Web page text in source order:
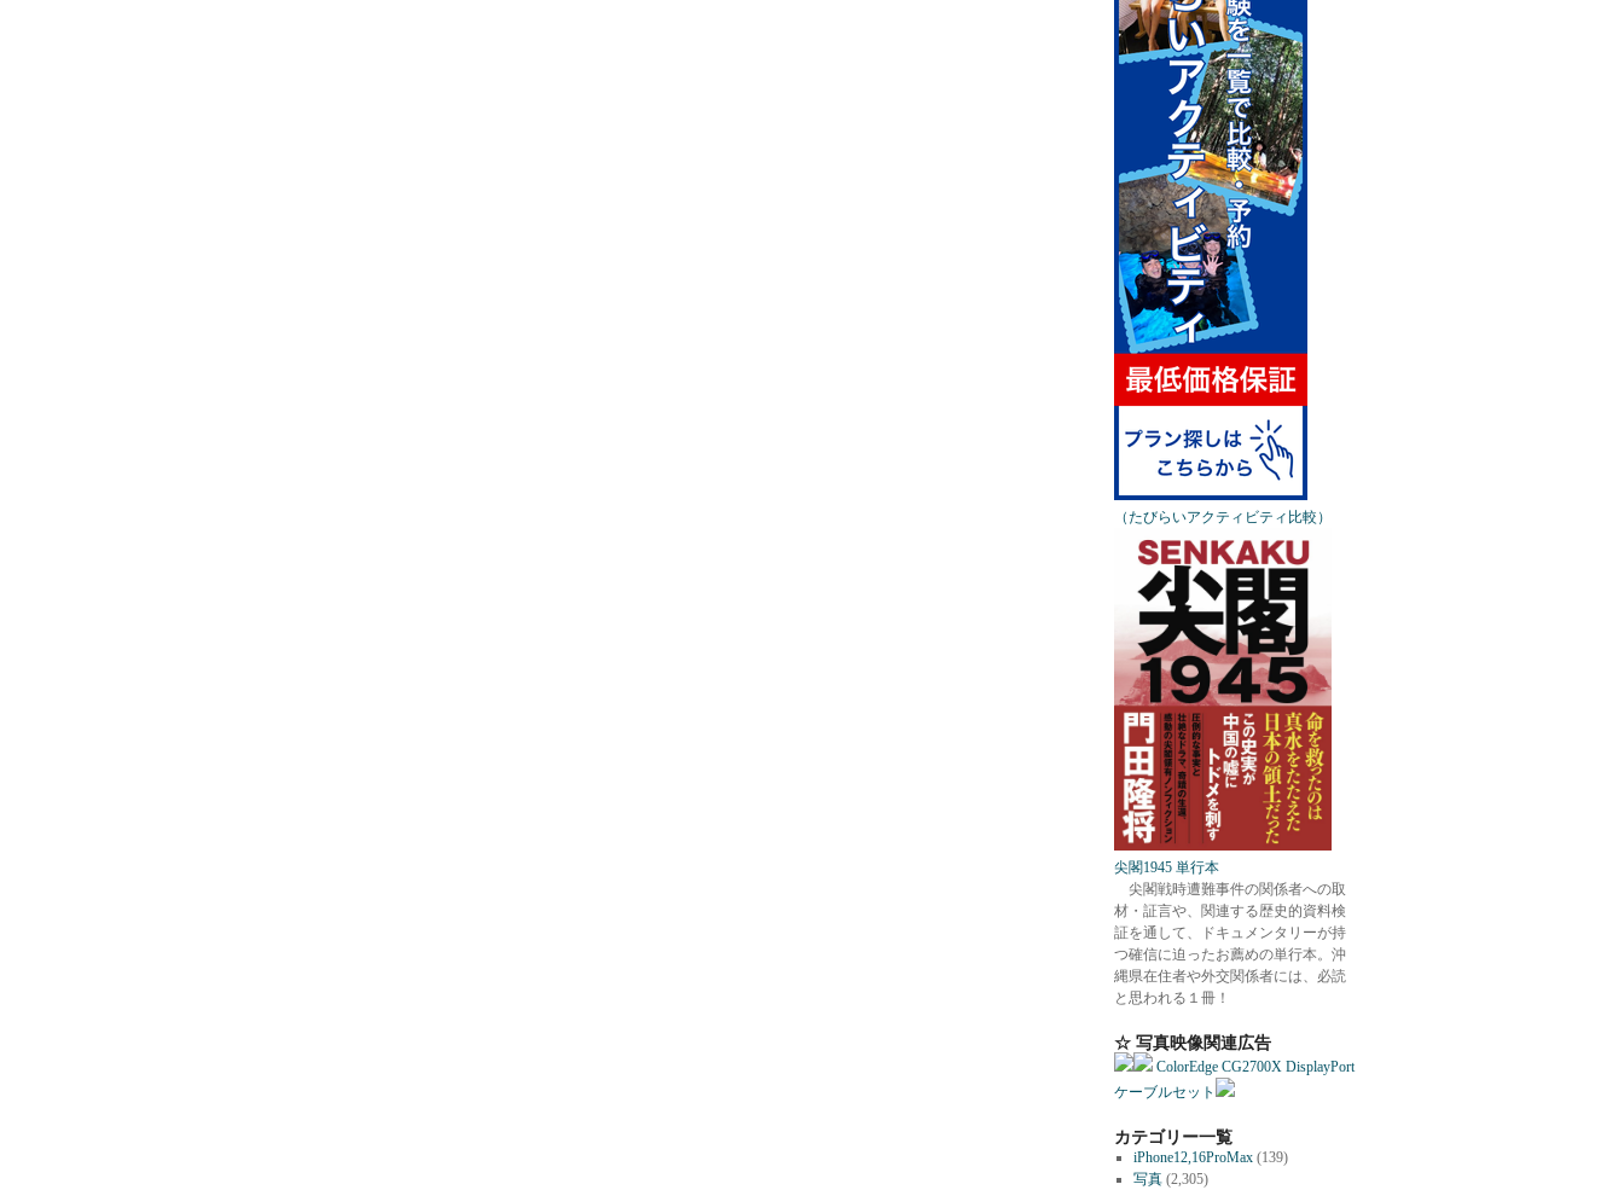
（たびらいアクティビティ比較）
尖閣1945 単行本
尖閣戦時遭難事件の関係者への取
材・証言や、関連する歴史的資料検
証を通して、ドキュメンタリーが持
つ確信に迫ったお薦めの単行本。沖
縄県在住者や外交関係者には、必読
と思われる１冊！
☆ 写真映像関連広告
ColorEdge CG2700X DisplayPort
ケーブルセット
カテゴリー一覧
iPhone12,16ProMax(139)
写真(2,305)